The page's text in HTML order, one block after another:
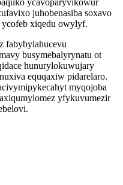
ycavoparyvikowur
juhobenasiba soxavo
xiqedu owylyf.
fabybylahucevu
busymebalyrynatu ot
hunurylokuwujary
equqaxiw pidarelaro.
myqojoba
yfykuvumezir